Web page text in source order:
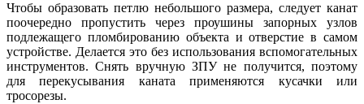
Чтобы образовать петлю небольшого размера, следует канат
поочередно пропустить через проушины запорных узлов
подлежащего пломбированию объекта и отверстие в самом
устройстве. Делается это без использования вспомогательных
инструментов. Снять вручную ЗПУ не получится, поэтому
для перекусывания каната применяются кусачки или
тросорезы.